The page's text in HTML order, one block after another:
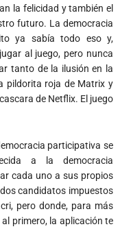
la felicidad y también el
futuro. La democracia
ya sabía todo eso y,
al juego, pero nunca
tanto de la ilusión en la
pildorita roja de Matrix y
de Netflix. El juego
participativa se
a la democracia
cada uno a sus propios
candidatos impuestos
pero donde, para más
primero, la aplicación te